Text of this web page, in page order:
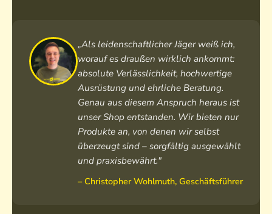
„Als leidenschaftlicher Jäger weiß ich,
worauf es draußen wirklich ankommt:
absolute Verlässlichkeit, hochwertige
Ausrüstung und ehrliche Beratung.
Genau aus diesem Anspruch heraus ist
unser Shop entstanden. Wir bieten nur
Produkte an, von denen wir selbst
überzeugt sind – sorgfältig ausgewählt
und praxisbewährt."
– Christopher Wohlmuth, Geschäftsführer